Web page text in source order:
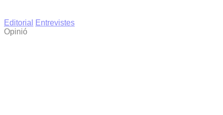
Editorial
Entrevistes
Opinió